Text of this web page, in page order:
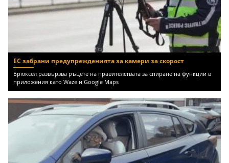
ЕС забрани предупрежденията за камери за скорост
Брюксел развързва ръцете на правителствата за спиране на функции в
приложения като Waze и Google Maps